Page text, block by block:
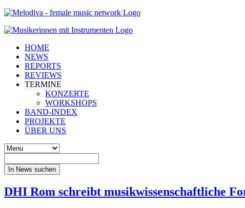
HOME
NEWS
REPORTS
REVIEWS
TERMINE
KONZERTE
WORKSHOPS
BAND-INDEX
PROJEKTE
ÜBER UNS
In News suchen
DHI Rom schreibt musikwissenschaftliche